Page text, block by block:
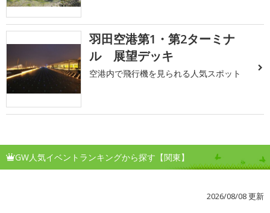
羽田空港第1・第2ターミナ
ル 展望デッキ
空港内で飛行機を見られる人気スポット
GW人気イベントランキングから探す【関東】
2026/08/08 更新